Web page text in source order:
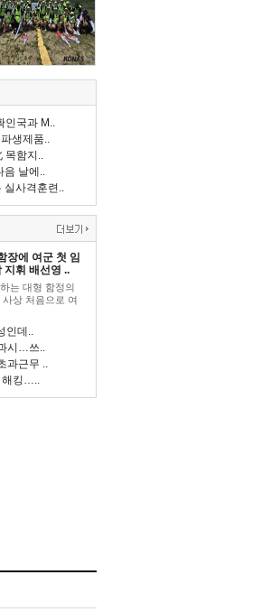
인국과 M..
생제품..
목함지..
음 날에..
실사격훈련..
장에 여군 첫 임
휘 배선영 ..
는 대형 함정의
사상 처음으로 여
인데..
시…쓰..
과근무 ..
해킹…..